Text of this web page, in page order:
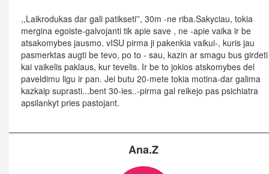
,,Laikrodukas dar gali patikseti'', 30m -ne riba.Sakyciau, tokia
mergina egoiste-galvojanti tik apie save , ne -apie vaika ir be
atsakomybes jausmo. vISU pirma ji pakenkia vaikui-, kuris jau
pasmerktas augti be tevo, po to - sau, kazin ar smagu bus
kai vaikelis paklaus, kur tevelis. Ir be to jokios atskomybes del
paveldimu ligu ir pan. Jei butu 20-mete tokia motina-dar galima
kazkaip suprasti...bent 30-ies..-pirma gal reikejo pas psichiatra
apsilankyt pries pastojant.
Ana.Z